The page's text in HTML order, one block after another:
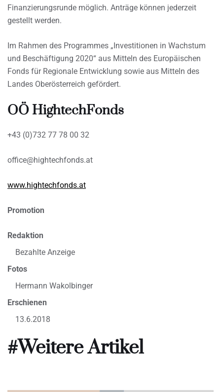
Finanzierungsrunde möglich. Anträge können jederzeit
gestellt werden.
Im Rahmen des Programmes „Investitionen in Wachstum
und Beschäftigung 2020“ aus Mitteln des Europäischen
Fonds für Regionale Entwicklung sowie aus Mitteln des
Landes Oberösterreich gefördert.
OÖ HightechFonds
+43 (0)732 77 78 00 32
office@hightechfonds.at
www.hightechfonds.at
Promotion
Redaktion
Bezahlte Anzeige
Fotos
Hermann Wakolbinger
Erschienen
13.6.2018
#Weitere Artikel